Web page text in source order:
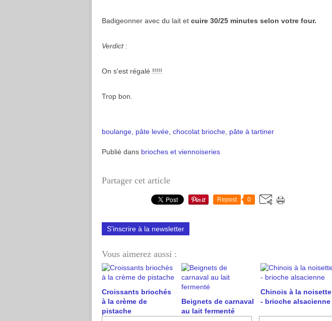
Badigeonner avec du lait et cuire 30/25 minutes selon votre four.
Verdict :
On s'est régalé !!!!!
Trop bon.
boulange pâte levée chocolat brioche pâte à tartiner
Publié dans brioches et viennoiseries
Partager cet article
Repost 0
S'inscrire à la newsletter
Vous aimerez aussi :
Croissants briochés
à la crème de
pistache
Beignets de carnaval
au lait fermenté
Chinois à la noisette
- brioche alsacienne